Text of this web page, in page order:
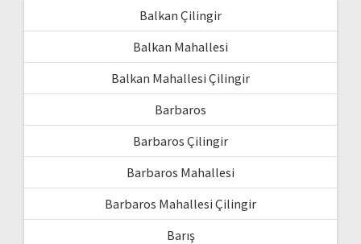
Balkan Çilingir
Balkan Mahallesi
Balkan Mahallesi Çilingir
Barbaros
Barbaros Çilingir
Barbaros Mahallesi
Barbaros Mahallesi Çilingir
Barış